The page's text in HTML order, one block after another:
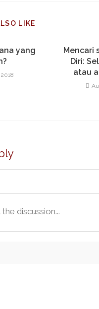
LIKE
yang
Mencari
Diri: Self acceptance
atau